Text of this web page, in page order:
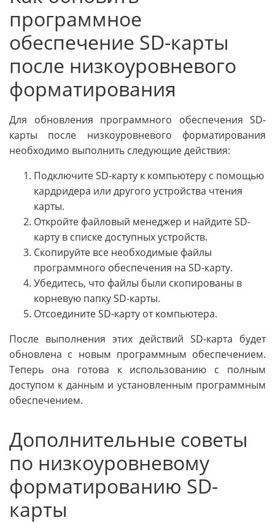
программное
обеспечение SD-карты
после низкоуровневого
форматирования
Для обновления программного обеспечения SD-
карты после низкоуровневого форматирования
необходимо выполнить следующие действия:
Подключите SD-карту к компьютеру с помощью
кардридера или другого устройства чтения
карты.
Откройте файловый менеджер и найдите SD-
карту в списке доступных устройств.
Скопируйте все необходимые файлы
программного обеспечения на SD-карту.
Убедитесь, что файлы были скопированы в
корневую папку SD-карты.
Отсоедините SD-карту от компьютера.
После выполнения этих действий SD-карта будет
обновлена с новым программным обеспечением.
Теперь она готова к использованию с полным
доступом к данным и установленным программным
обеспечением.
Дополнительные советы
по низкоуровневому
форматированию SD-
карты